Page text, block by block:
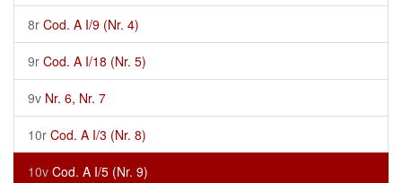
8r Cod. A I/9 (Nr. 4)
9r Cod. A I/18 (Nr. 5)
9v Nr. 6, Nr. 7
10r Cod. A I/3 (Nr. 8)
10v Cod. A I/5 (Nr. 9)